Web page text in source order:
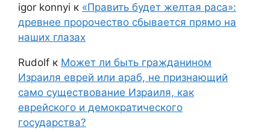
igor konnyi к «Править будет желтая раса»:
древнее пророчество сбывается прямо на
наших глазах
Rudolf к Может ли быть гражданином
Израиля еврей или араб, не признающий
само существование Израиля, как
еврейского и демократического
государства?